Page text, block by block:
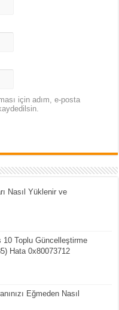
için adım, e-posta
Nasıl Yüklenir ve
10 Toplu Güncelleştirme
Hata 0x80073712
Eğmeden Nasıl